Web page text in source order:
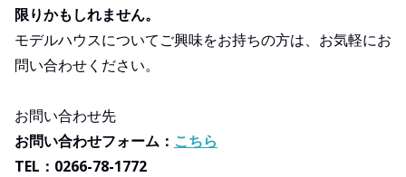
限りかもしれません。
モデルハウスについてご興味をお持ちの方は、お気軽にお
問い合わせください。
お問い合わせ先
お問い合わせフォーム： こちら
TEL：0266-78-1772